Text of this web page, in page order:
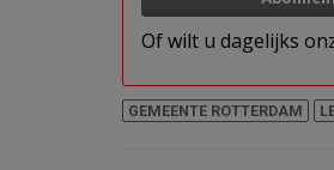
Of wilt u dagelijks
GEMEENTE ROTTERDAM